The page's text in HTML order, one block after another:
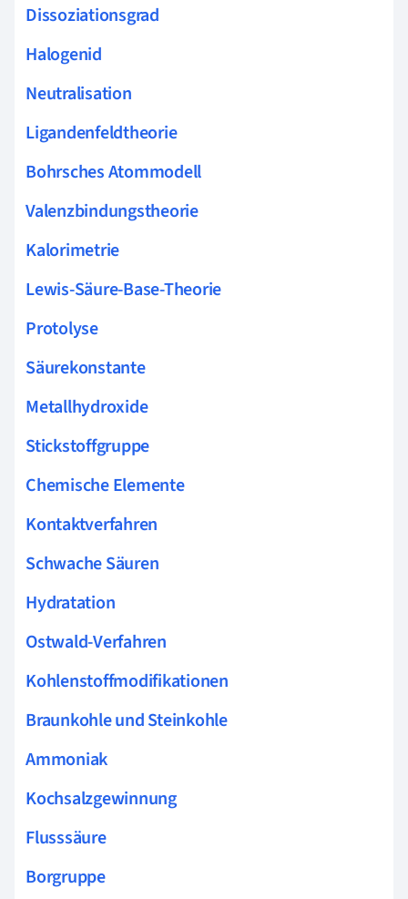
Dissoziationsgrad
Halogenid
Neutralisation
Ligandenfeldtheorie
Bohrsches Atommodell
Valenzbindungstheorie
Kalorimetrie
Lewis-Säure-Base-Theorie
Protolyse
Säurekonstante
Metallhydroxide
Stickstoffgruppe
Chemische Elemente
Kontaktverfahren
Schwache Säuren
Hydratation
Ostwald-Verfahren
Kohlenstoffmodifikationen
Braunkohle und Steinkohle
Ammoniak
Kochsalzgewinnung
Flusssäure
Borgruppe